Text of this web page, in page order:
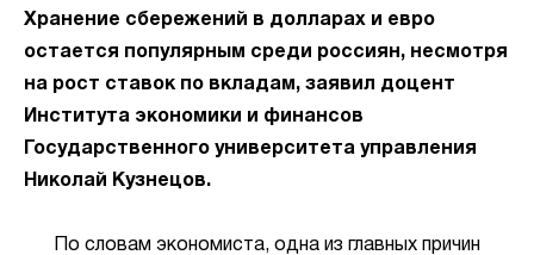
Хранение сбережений в долларах и евро
остается популярным среди россиян, несмотря
на рост ставок по вкладам, заявил доцент
Института экономики и финансов
Государственного университета управления
Николай Кузнецов.
По словам экономиста, одна из главных причин